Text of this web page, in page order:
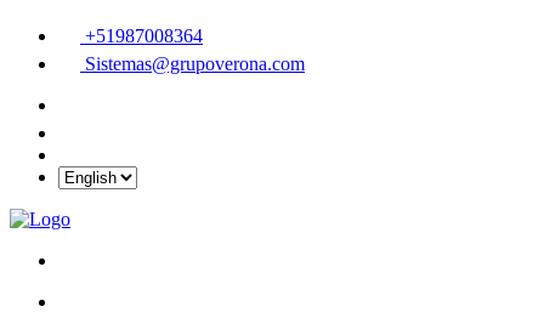
+51987008364
Sistemas@grupoverona.com